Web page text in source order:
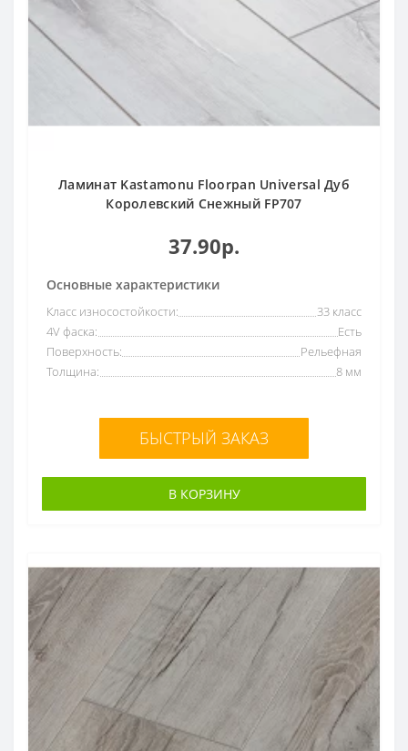
Ламинат Kastamonu Floorpan Universal Дуб
Королевский Снежный FP707
37.90р.
Основные характеристики
Класс износостойкости:
33 класс
4V фаска:
Есть
Поверхность:
Рельефная
Толщина:
8 мм
БЫСТРЫЙ ЗАКАЗ
В КОРЗИНУ